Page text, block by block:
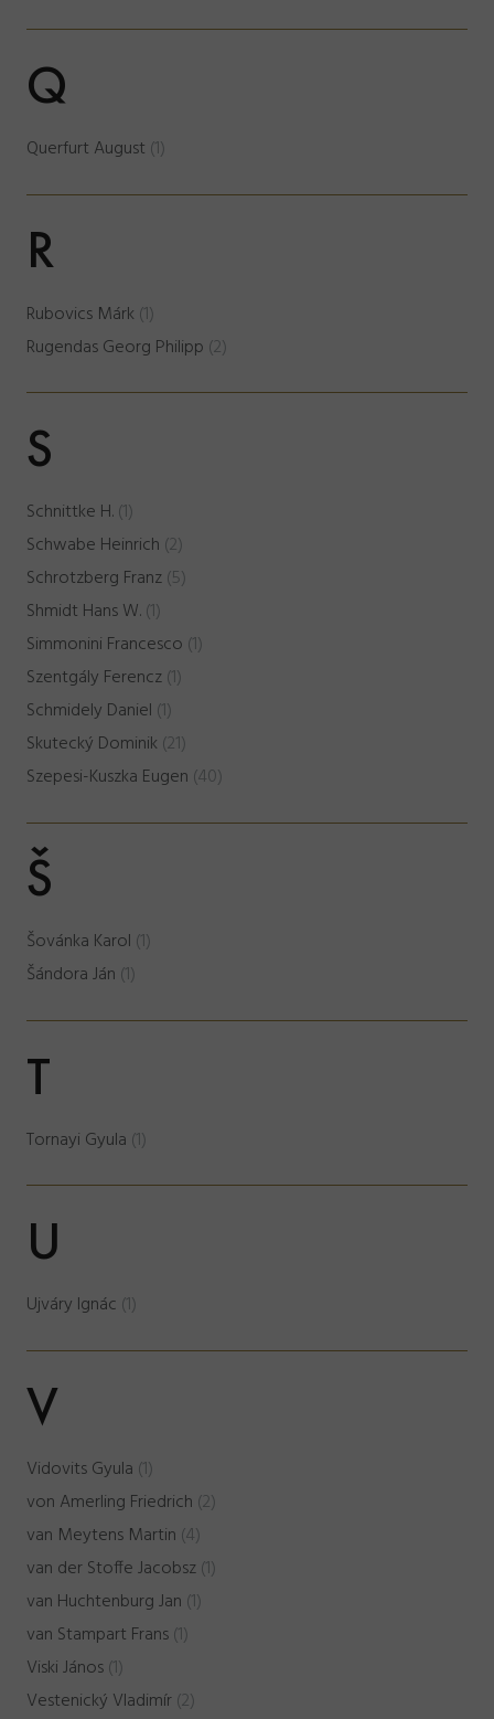
Q
Querfurt August (1)
R
Rubovics Márk (1)
Rugendas Georg Philipp (2)
S
Schnittke H.(1)
Schwabe Heinrich (2)
Schrotzberg Franz(5)
Shmidt Hans W.(1)
Simmonini Francesco (1)
Szentgály Ferencz(1)
Schmidely Daniel (1)
Skutecký Dominik (21)
Szepesi-Kuszka Eugen (40)
Š
Šovánka Karol (1)
Šándora Ján (1)
T
Tornayi Gyula (1)
U
Ujváry Ignác (1)
V
Vidovits Gyula (1)
von Amerling Friedrich (2)
van Meytens Martin (4)
van der Stoffe Jacobsz(1)
van Huchtenburg Jan (1)
van Stampart Frans(1)
Viski János(1)
Vestenický Vladimír(2)